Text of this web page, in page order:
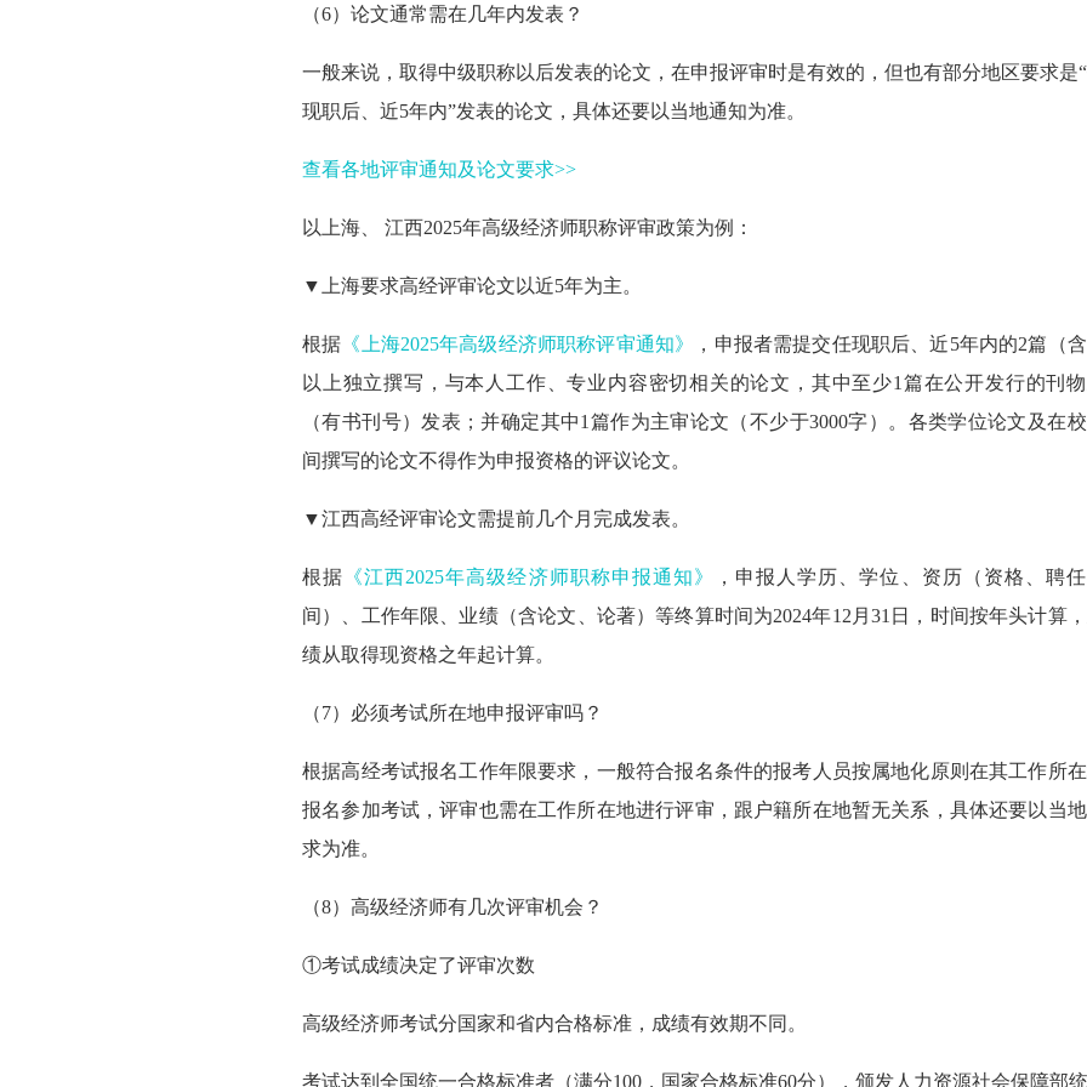
（6） 论文通常需在几年内发表？
一般来说，取得中级职称以后发表的论文， 在申报评审时是有效的， 但也有部分地区要求是
现职后、近5年内”发表的论文， 具体还要以当地通知为准。
查看各地评审通知及论文要求>>
以上海、 江西2025年高级经济师职称评审政策为例：
▼上海要求高经评审论文以近5年为主。
根据 《上海2025年高级经济师职称评审通知》
，申报者需提交任现职后、近5年内的2篇（含
以上独立撰写，与本人工作、专业内容密切相关的论文，其中至少1篇在公开发行的刊
（有书刊号）发表；并确定其中1篇作为主审论文（不少于3000字）。各类学位论文及在
间撰写的论文不得作为申报资格的评议论文。
▼江西高经评审论文需提前几个月完成发表。
根据 《江西2025年高级经济师职称申报通知》
，申报人学历、学位、资历（资格、聘
间）、工作年限、业绩（含论文、论著）等终算时间为2024年12月31日，时间按年头计算
绩从取得现资格之年起计算。
（7） 必须考试所在地申报评审吗？
根据高经考试报名工作年限要求， 一般符合报名条件的报考人员按属地化原则在其工作所
报名参加考试，评审也需在工作所在地进行评审， 跟户籍所在地暂无关系， 具体还要以 当
求为准。
（8） 高级经济师有几次评审机会？
①考试成绩决定了评审次数
高级经济师考试分国家和省内合格标准，成绩有效期不同。
考试达到全国统一合格标准者（满分100，国家合格标准60分），颁发人力资源社会保障部统